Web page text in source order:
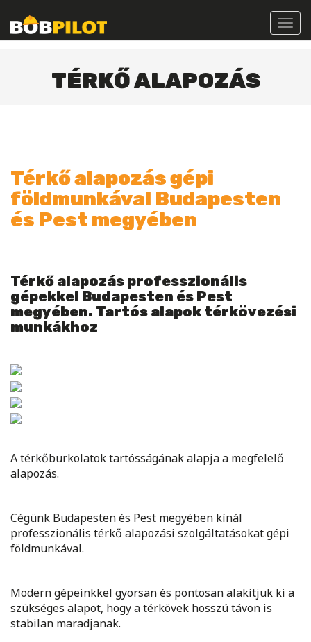
TÉRKŐ ALAPOZÁS
Térkő alapozás gépi
földmunkával Budapesten
és Pest megyében
Térkő alapozás professzionális
gépekkel Budapesten és Pest
megyében. Tartós alapok térkövezési
munkákhoz
A térkőburkolatok tartósságának alapja a megfelelő
alapozás.
Cégünk Budapesten és Pest megyében kínál
professzionális térkő alapozási szolgáltatásokat gépi
földmunkával.
Modern gépeinkkel gyorsan és pontosan alakítjuk ki a
szükséges alapot, hogy a térkövek hosszú távon is
stabilan maradjanak.